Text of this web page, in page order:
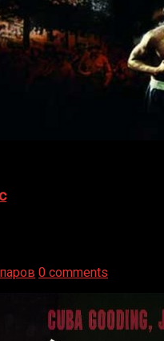
0 comments